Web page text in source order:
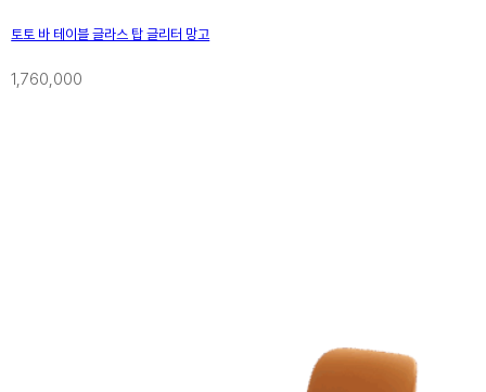
토토 바 테이블 글라스 탑 글리터 망고
1,760,000